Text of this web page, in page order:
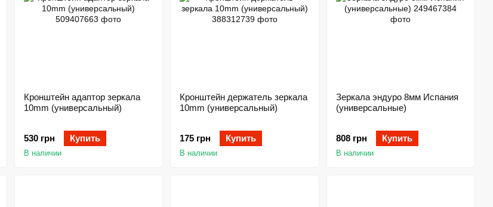
Кронштейн адаптор зеркала
10mm (универсальный)
530 грн Купить
В наличии
Кронштейн держатель зеркала
10mm (универсальный)
175 грн Купить
В наличии
Зеркала эндуро 8мм Испания
(универсальные)
808 грн Купить
В наличии